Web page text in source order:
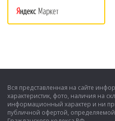
Вся представленная на сайте
характеристик, фото, наличия на
информационный характер и ни
публичной офертой,